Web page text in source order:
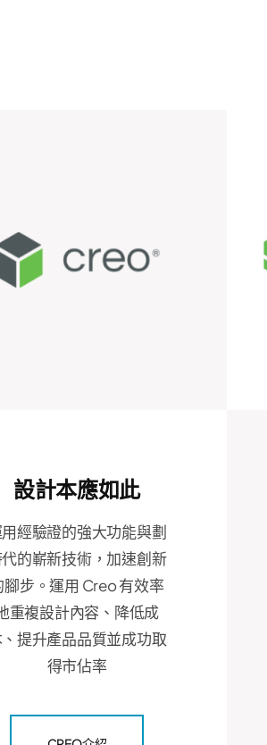
設計本應如此
經驗證的強大功能與劃
的嶄新技術，加速創新
腳步。運用 Creo 有效率
重複設計內容、降低成
提升產品品質並成功取
得市佔率